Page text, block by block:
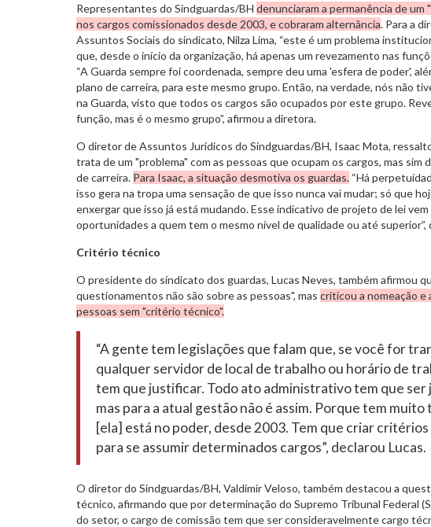
Representantes do Sindguardas/BH denunciaram a permanência de um
nos cargos comissionados desde 2003, e cobraram alternância. Para a
Assuntos Sociais do sindicato, Nilza Lima, “este é um problema
que, desde o início da organização, há apenas um revezamento nas
“A Guarda sempre foi coordenada, sempre deu uma 'esfera de poder',
plano de carreira, para este mesmo grupo. Então, na verdade, nós não
na Guarda, visto que todos os cargos são ocupados por este grupo.
função, mas é o mesmo grupo”, afirmou a diretora.
O diretor de Assuntos Jurídicos do Sindguardas/BH, Isaac Mota,
trata de um "problema" com as pessoas que ocupam os cargos, mas sim
de carreira. Para Isaac, a situação desmotiva os guardas. “Há
isso gera na tropa uma sensação de que isso nunca vai mudar; só que
enxergar que isso já está mudando. Esse indicativo de projeto de lei vem
oportunidades a quem tem o mesmo nível de qualidade ou até superior”,
Critério técnico
O presidente do sindicato dos guardas, Lucas Neves, também afirmou
questionamentos não são sobre as pessoas", mas criticou a nomeação
pessoas sem "critério técnico".
“A gente tem legislações que falam que, se você for
qualquer servidor de local de trabalho ou horário de
tem que justificar. Todo ato administrativo tem que ser
mas para a atual gestão não é assim. Porque tem muito
[ela] está no poder, desde 2003. Tem que criar
para se assumir determinados cargos”, declarou Lucas.
O diretor do Sindguardas/BH, Valdimir Veloso, também destacou a
técnico, afirmando que por determinação do Supremo Tribunal Federal
do setor, o cargo de comissão tem que ser consideravelmente cargo